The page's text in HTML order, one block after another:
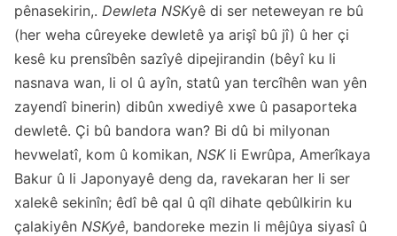
pênasekirin,. Dewleta NSKyê di ser neteweyan re bû
(her weha cûreyeke dewletê ya arişî bû jî) û her çi
kesê ku prensîbên sazîyê dipejirandin (bêyî ku li
nasnava wan, li ol û ayîn, statû yan tercîhên wan yên
zayendî binerin) dibûn xwediyê xwe û pasaporteka
dewletê. Çi bû bandora wan? Bi dû bi milyonan
hevwelatî, kom û komikan, NSKli Ewrûpa, Amerîkaya
Bakur û li Japonyayê deng da, ravekaran her li ser
xalekê sekinîn; êdî bê qal û qîl dihate qebûlkirin ku
çalakiyên NSKyê, bandoreke mezin li mêjûya siyasî û